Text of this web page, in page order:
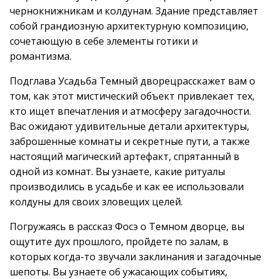
чернокнижникам и колдунам. Здание представляет
собой грандиозную архитектурную композицию,
сочетающую в себе элементы готики и
романтизма.
Подглава Усадьба Темный дворецрасскажет вам о
том, как этот мистический объект привлекает тех,
кто ищет впечатления и атмосферу загадочности.
Вас ожидают удивительные детали архитектуры,
заброшенные комнаты и секретные пути, а также
настоящий магический артефакт, спрятанный в
одной из комнат. Вы узнаете, какие ритуалы
производились в усадьбе и как ее использовали
колдуны для своих зловещих целей.
Погружаясь в рассказ Фосэ о Темном дворце, вы
ощутите дух прошлого, пройдете по залам, в
которых когда-то звучали заклинания и загадочные
шепоты. Вы узнаете об ужасающих событиях,